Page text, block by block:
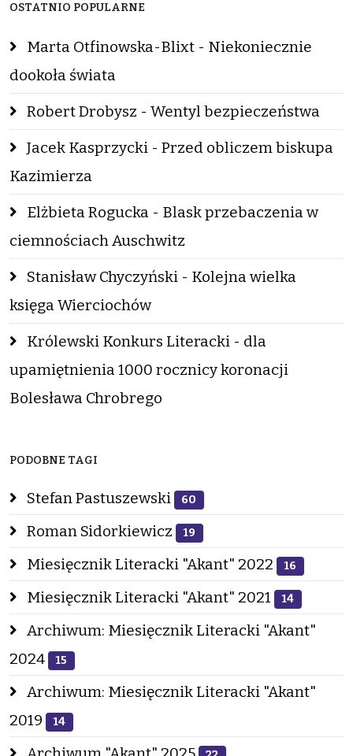
OSTATNIO POPULARNE
Marta Otfinowska-Blixt - Niekoniecznie
dookoła świata
Robert Drobysz - Wentyl bezpieczeństwa
Jacek Kasprzycki - Przed obliczem biskupa
Kazimierza
Elżbieta Rogucka - Blask przebaczenia w
ciemnościach Auschwitz
Stanisław Chyczyński - Kolejna wielka
księga Wierciochów
Królewski Konkurs Literacki - dla
upamiętnienia 1000 rocznicy koronacji
Bolesława Chrobrego
PODOBNE TAGI
Stefan Pastuszewski 60
Roman Sidorkiewicz 19
Miesięcznik Literacki "Akant" 2022 16
Miesięcznik Literacki "Akant" 2021 14
Archiwum: Miesięcznik Literacki "Akant"
2024
15
Archiwum: Miesięcznik Literacki "Akant"
2019
14